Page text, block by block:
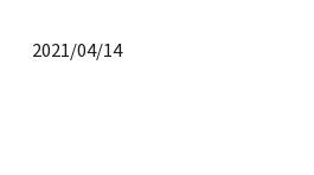
2021/04/14